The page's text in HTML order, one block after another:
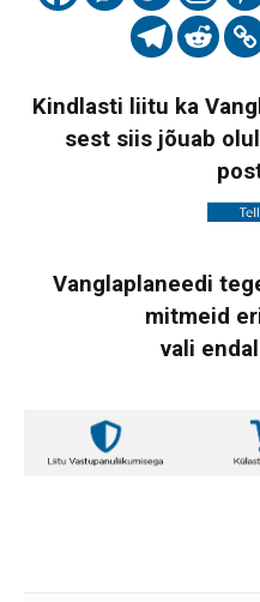
Kindlasti liitu ka
sest siis jõuab
Vanglaplaneedi
mitmeid
vali